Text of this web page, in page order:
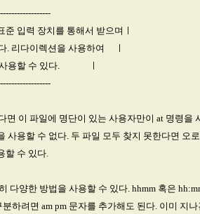
준 입력 장치를 통해서 받으며ㅣ
. 리다이렉션을 사용하여 ㅣ
사용할 수 있다. ㅣ
면 이 파일에 명단이 있는 사용자만이 at 명령
사용할 수 없다. 두 파일 모두 찾지 못한다면 오
할 수 있다.
다양한 방법을 사용할 수 있다. hhmm 혹은
하려면 am pm 문자를 추가해도 된다. 이미 지